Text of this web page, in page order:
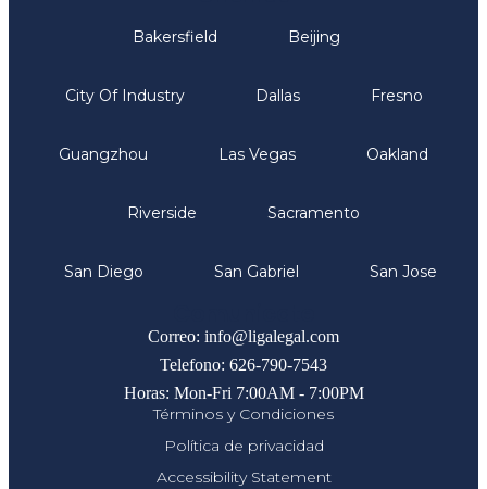
Bakersfield Beijing
City Of Industry Dallas Fresno
Guangzhou Las Vegas Oakland
Riverside Sacramento
San Diego San Gabriel San Jose
Correo: info@ligalegal.com
Telefono: 626-790-7543
Horas: Mon-Fri 7:00AM - 7:00PM
Términos y Condiciones
Política de privacidad
Accessibility Statement